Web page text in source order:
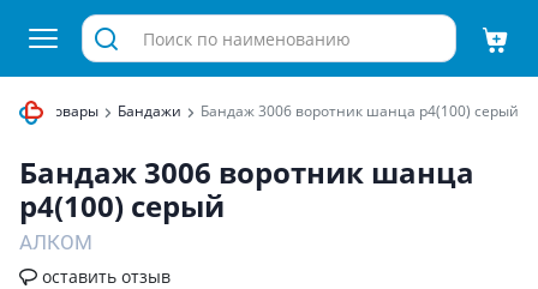
товары Бандажи Бандаж 3006 воротник шанца р4(100) серый
Бандаж 3006 воротник шанца
р4(100) серый
АЛКОМ
оставить отзыв